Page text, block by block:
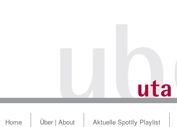
Home Über | About Aktuelle Spotify Playlist